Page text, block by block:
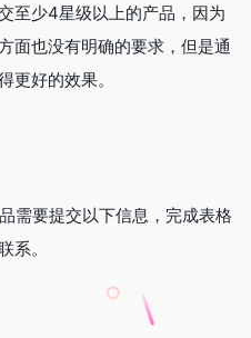
至少4星级以上的产品，因为
面也没有明确的要求，但是通
更好的效果。
需要提交以下信息，完成表格
系。